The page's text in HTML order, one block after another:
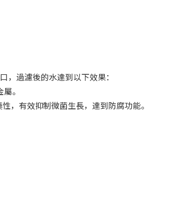
，過濾後的水達到以下效果：
。
，有效抑制微菌生長，達到防腐功能。